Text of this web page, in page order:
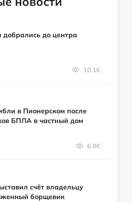
добрались до центра
10.1K
в Пионерском после
БПЛА в частный дом
6.8K
счёт владельцу
борщевик